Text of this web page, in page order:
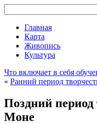
Главная
Карта
Живопись
Культура
Что включает в себя
« Ранний период
Поздний период
Моне